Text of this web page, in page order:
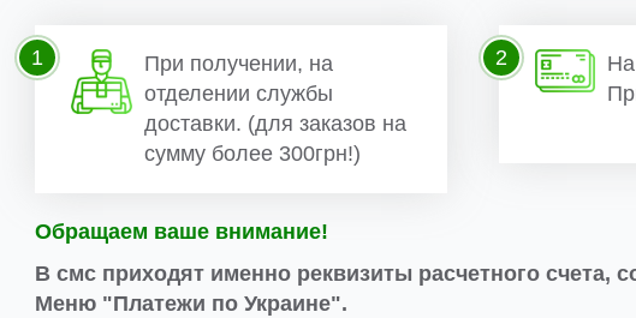
При получении, на
отделении службы
доставки. (для заказов на
сумму более 300грн!)
1
На
2
Обращаем ваше внимание!
В смс приходят именно реквизиты расчетного счета,
Меню "Платежи по Украине".